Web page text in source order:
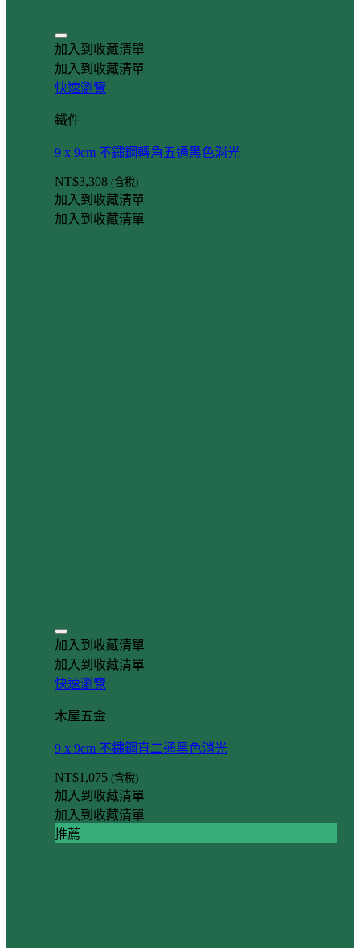
加入到收藏清單
加入到收藏清單
快速瀏覽
鐵件
9 x 9cm 不鏽鋼轉角五通黑色消光
NT$3,308 (含稅)
加入到收藏清單
加入到收藏清單
加入到收藏清單
加入到收藏清單
快速瀏覽
木屋五金
9 x 9cm 不鏽鋼直二通黑色消光
NT$1,075 (含稅)
加入到收藏清單
加入到收藏清單
推薦